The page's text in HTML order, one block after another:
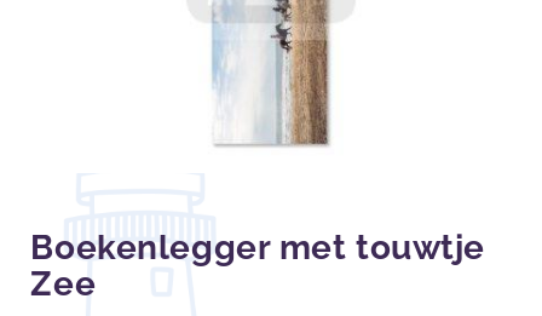
Boekenlegger met touwtje
Zee